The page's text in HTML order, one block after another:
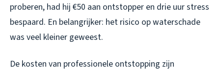
proberen, had hij €50 aan ontstopper en drie uur stress
bespaard. En belangrijker: het risico op waterschade
was veel kleiner geweest.
De kosten van professionele ontstopping zijn